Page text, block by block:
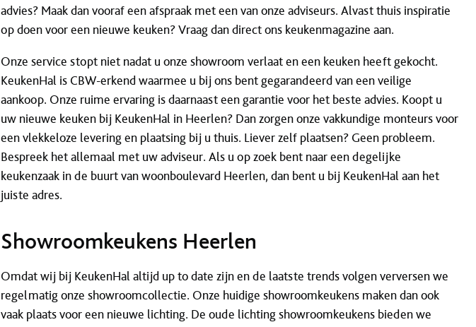
advies? Maak dan vooraf een afspraak met een van onze adviseurs. Alvast thuis inspiratie
op doen voor een nieuwe keuken? Vraag dan direct ons keukenmagazine aan.
Onze service stopt niet nadat u onze showroom verlaat en een keuken heeft gekocht.
KeukenHal is CBW-erkend waarmee u bij ons bent gegarandeerd van een veilige
aankoop. Onze ruime ervaring is daarnaast een garantie voor het beste advies. Koopt u
uw nieuwe keuken bij KeukenHal in Heerlen? Dan zorgen onze vakkundige monteurs voor
een vlekkeloze levering en plaatsing bij u thuis. Liever zelf plaatsen? Geen probleem.
Bespreek het allemaal met uw adviseur. Als u op zoek bent naar een degelijke
keukenzaak in de buurt van woonboulevard Heerlen, dan bent u bij KeukenHal aan het
juiste adres.
Showroomkeukens Heerlen
Omdat wij bij KeukenHal altijd up to date zijn en de laatste trends volgen verversen we
regelmatig onze showroomcollectie. Onze huidige showroomkeukens maken dan ook
vaak plaats voor een nieuwe lichting. De oude lichting showroomkeukens bieden we